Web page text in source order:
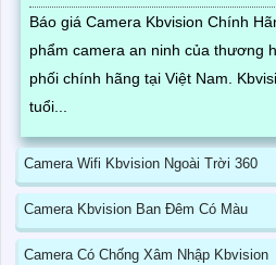
Báo giá Camera Kbvision Chính
phẩm camera an ninh của thương
phối chính hãng tại Việt Nam. Kbvision là một trong những tên
tuổi...
Camera Wifi Kbvision Ngoài Trời 360
Camera Kbvision Ban Đêm Có Màu
Camera Có Chống Xâm Nhập Kbvision